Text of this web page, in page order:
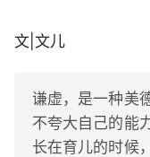
文|文儿
谦虚，是一种美
不夸大自己的能
长在育儿的时候